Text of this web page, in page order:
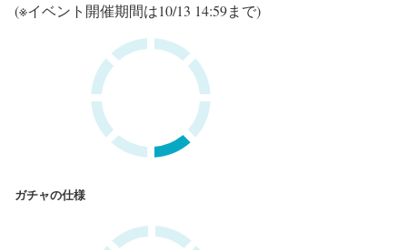
(※イベント開催期間は10/13 14:59まで)
ガチャの仕様